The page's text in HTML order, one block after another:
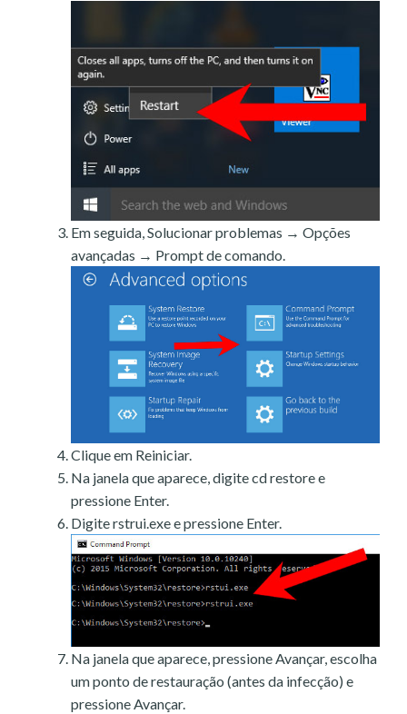
Em seguida, Solucionar problemas → Opções
avançadas → Prompt de comando.
Clique em Reiniciar.
Na janela que aparece, digite cd restore e
pressione Enter.
Digite rstrui.exe e pressione Enter.
Na janela que aparece, pressione Avançar, escolha
um ponto de restauração (antes da infecção) e
pressione Avançar.